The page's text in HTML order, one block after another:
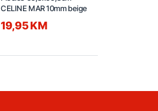
CELINE MAR 10mm beige
19,95 KM